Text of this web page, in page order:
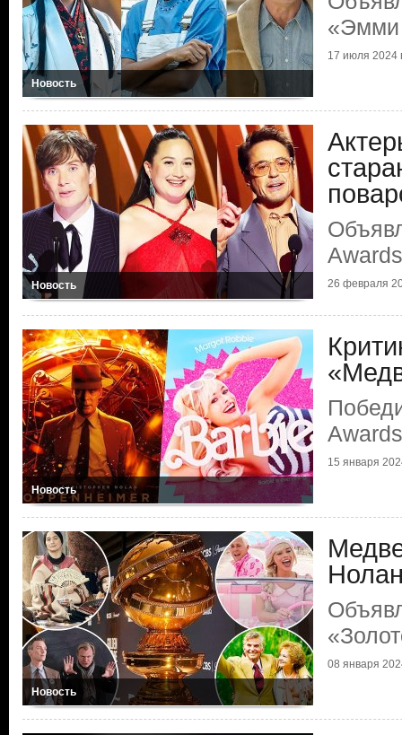
Новость
17 июля 2024
Новость
Awards
26 февраля
Новость
Awards
15 января
Новость
08 января